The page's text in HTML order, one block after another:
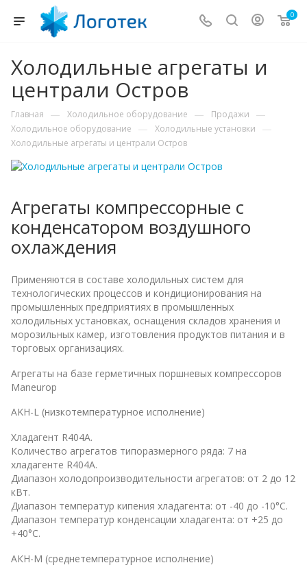
0
Холодильные агрегаты и
централи Остров
Главная — Холодильное оборудование — Продажи —
Холодильное оборудование — Холодильные установки —
Холодильные агрегаты и централи Остров
Агрегаты компрессорные с
конденсатором воздушного
охлаждения
Применяются в составе холодильных систем для
технологических процессов и кондиционирования на
промышленных предприятиях в промышленных
холодильных установках, оснащения складов хранения и
морозильных камер, изготовления продуктов питания и в
торговых организациях.
Агрегаты на базе герметичных поршневых компрессоров
Maneurop
AKH-L (низкотемпературное исполнение)
Хладагент R404A.
Количество агрегатов типоразмерного ряда: 7 на
хладагенте R404A.
Диапазон холодопроизводительности агрегатов: от 2 до 12
кВт.
Диапазон температур кипения хладагента: от -40 до -10°С.
Диапазон температур конденсации хладагента: от +25 до
+40°С.
AКH-М (среднетемпературное исполнение)